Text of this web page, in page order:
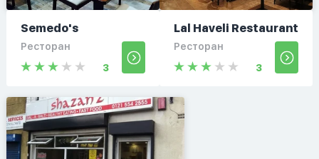
Semedo's
Ресторан
3
Lal Haveli Restaurant
Ресторан
3